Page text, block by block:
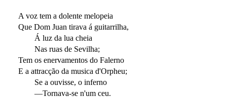
A voz tem a dolente melopeia
Que Dom Juan tirava á guitarrilha,
Á luz da lua cheia
Nas ruas de Sevilha;
Tem os enervamentos do Falerno
E a attracção da musica d'Orpheu;
Se a ouvisse, o inferno
—Tornava-se n'um ceu.